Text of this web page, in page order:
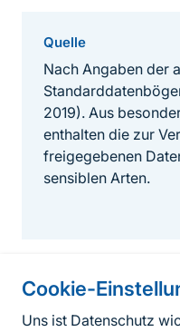
Cookie-
Uns ist Datenschutz
Quelle
Nach Angaben der
2019). Aus
enthalten die zur
freigegebenen
sensiblen Arten.
Informationen